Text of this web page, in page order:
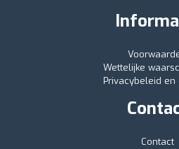
Wettelijke
Privacybeleid en
Contact